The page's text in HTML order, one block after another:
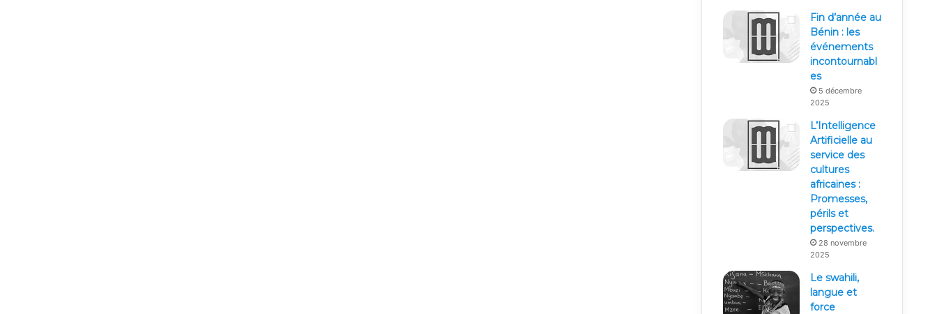
Fin d’année au
Bénin : les
événements
incontournabl
es
5 décembre
2025
L’Intelligence
Artificielle au
service des
cultures
africaines :
Promesses,
périls et
perspectives.
28 novembre
2025
Le swahili,
langue et
force